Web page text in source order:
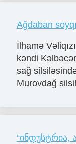
Ağdaban
İlhamə
kəndi
sağ
Murovdağ
“ინდუსტრია,